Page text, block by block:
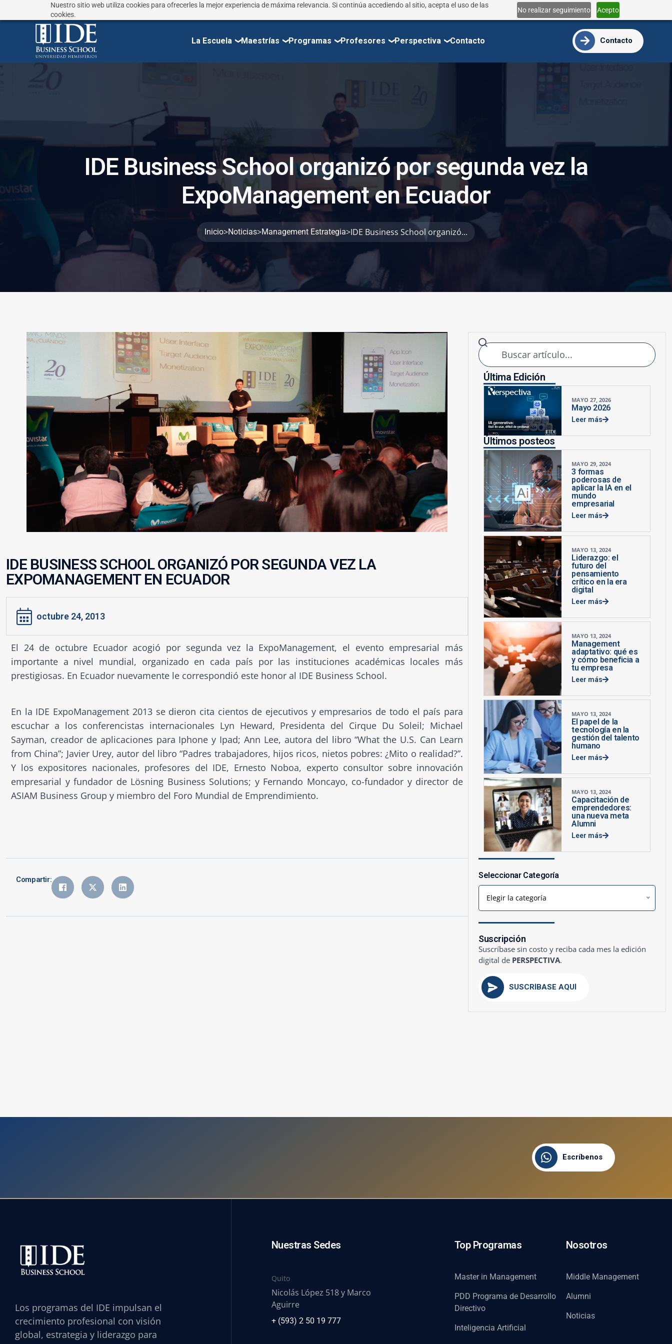
Nuestro sitio web utiliza cookies para ofrecerles la mejor experiencia de máxima relevancia. Si continúa accediendo al sitio, acepta el uso de las
cookies.
No realizar seguimiento Acepto
¿No sabes que estudiar?Responde estas preguntas Lun - Vie 9:00 - 18:00 info@ide.edu.ec
La Escuela Maestrías Programas Profesores Perspectiva Contacto Contacto
IDE BusinessSchoolorganizó porsegundavez la
ExpoManagementenEcuador
Inicio>Noticias>Management Estrategia>IDE Business School organizó...
IDE BUSINESS SCHOOL ORGANIZÓ POR SEGUNDA VEZ LA
EXPOMANAGEMENT EN ECUADOR
octubre 24, 2013
El 24 de octubre Ecuador acogió por segunda vez la ExpoManagement, el evento empresarial más
importante a nivel mundial, organizado en cada país por las instituciones académicas locales más
prestigiosas. En Ecuador nuevamente le correspondió este honor al IDE Business School.
En la IDE ExpoManagement 2013 se dieron cita cientos de ejecutivos y empresarios de todo el país para
escuchar a los conferencistas internacionales Lyn Heward, Presidenta del Cirque Du Soleil; Michael
Sayman, creador de aplicaciones para Iphone y Ipad; Ann Lee, autora del libro “What the U.S. Can Learn
from China”; Javier Urey, autor del libro “Padres trabajadores, hijos ricos, nietos pobres: ¿Mito o realidad?”.
Y los expositores nacionales, profesores del IDE, Ernesto Noboa, experto consultor sobre innovación
empresarial y fundador de Lösning Business Solutions; y Fernando Moncayo, co-fundador y director de
ASIAM Business Group y miembro del Foro Mundial de Emprendimiento.
Compartir:
Última Edición
MAYO 27, 2026
Mayo 2026
Leer más
Últimos posteos
MAYO 29, 2024
3 formas
poderosas de
aplicar la IA en el
mundo
empresarial
Leer más
MAYO 13, 2024
Liderazgo: el
futuro del
pensamiento
crítico en la era
digital
Leer más
MAYO 13, 2024
Management
adaptativo: qué es
y cómo beneficia a
tu empresa
Leer más
MAYO 13, 2024
El papel de la
tecnología en la
gestión del talento
humano
Leer más
MAYO 13, 2024
Capacitación de
emprendedores:
una nueva meta
Alumni
Leer más
Seleccionar Categoría
Elegir la categoría
Suscripción
Suscríbase sin costo y reciba cada mes la edición
digital de PERSPECTIVA.
SUSCRÍBASE AQUÍ
Escríbenos
Los programas del IDE impulsan el
crecimiento profesional con visión
global, estrategia y liderazgo para
Nuestras Sedes
Quito
Nicolás López 518 y Marco
Aguirre
+ (593) 2 50 19 777
Top Programas
Master in Management
PDD Programa de Desarrollo
Directivo
Inteligencia Artificial
Nosotros
Middle Management
Alumni
Noticias